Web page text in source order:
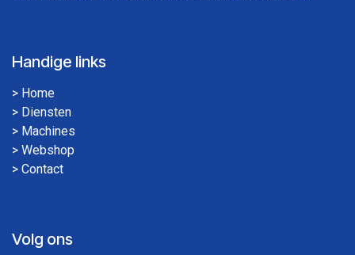
Handige links
> Home
> Diensten
> Machines
> Webshop
> Contact
Volg ons